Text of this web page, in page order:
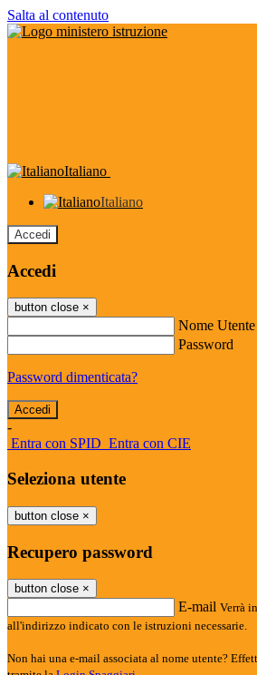
Salta al contenuto
Italiano
Italiano
Accedi
Accedi
button close ×
Nome Utente
Password
Password dimenticata?
-
Entra con SPID Entra con CIE
Seleziona utente
button close ×
Recupero password
button close ×
E-mail Verrà
all'indirizzo indicato con le istruzioni necessarie.
Non hai una e-mail associata al nome utente?